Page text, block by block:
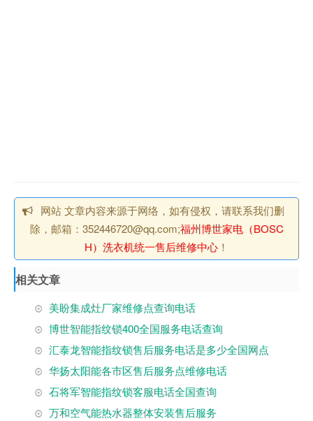
网站 文章内容来源于网络，如有侵权，请联系我们删
除，邮箱：352446720@qq.com;福州博世家电（BOSC
H）洗衣机统一售后维修中心 ！
相关文章
美盼集成灶厂家维修点查询电话
博世智能指纹锁400全国服务电话查询
汇泰龙智能指纹锁售后服务电话是多少全国网点
华扬太阳能各市区售后服务点维修电话
石将军智能指纹锁客服电话全国查询
万和空气能热水器整体安装售后服务